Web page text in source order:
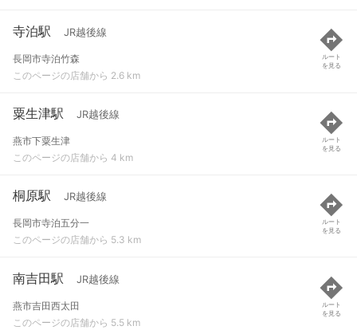
寺泊駅 JR越後線
長岡市寺泊竹森
このページの店舗から 2.6 km
ルート
を見る
粟生津駅 JR越後線
燕市下粟生津
このページの店舗から 4 km
ルート
を見る
桐原駅 JR越後線
長岡市寺泊五分一
このページの店舗から 5.3 km
ルート
を見る
南吉田駅 JR越後線
燕市吉田西太田
このページの店舗から 5.5 km
ルート
を見る